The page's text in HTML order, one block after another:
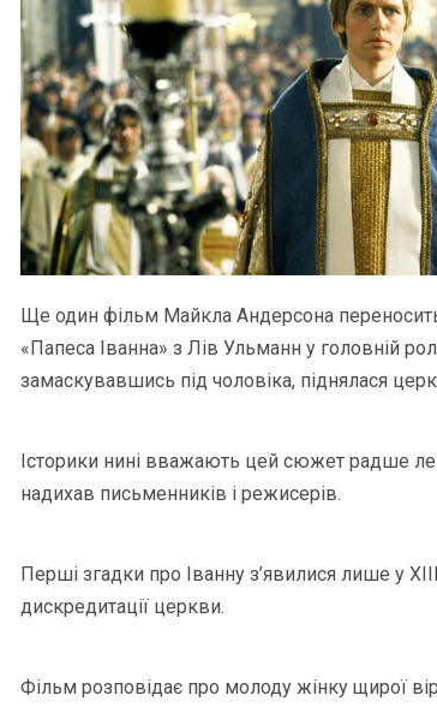
Ще один фільм Майкла Андерсона переносить
«Папеса Іванна» з Лів Ульманн у головній
замаскувавшись під чоловіка, піднялася
Історики нині вважають цей сюжет радше
надихав письменників і режисерів.
Перші згадки про Іванну з’явилися лише у
дискредитації церкви.
Фільм розповідає про молоду жінку щирої